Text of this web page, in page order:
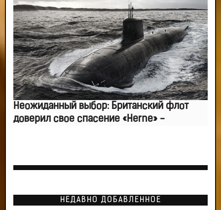
Неожиданный выбор: Британский флот
доверил свое спасение «Herne» -
НЕДАВНО ДОБАВЛЕННОЕ